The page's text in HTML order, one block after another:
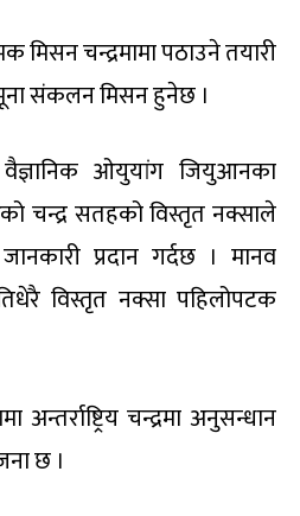
मिसन चन्द्रमामा पठाउने तयारी
संकलन मिसन हुनेछ ।
वैज्ञानिक ओयुयांग जियुआनका
चन्द्र सतहको विस्तृत नक्साले
प्रदान गर्दछ । मानव
विस्तृत नक्सा पहिलोपटक
अन्तर्राष्ट्रिय चन्द्रमा अनुसन्धान
छ ।